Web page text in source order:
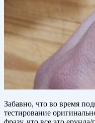
Забавно, что во время
тестирование